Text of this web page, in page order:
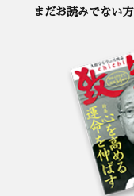
まだお読みでない